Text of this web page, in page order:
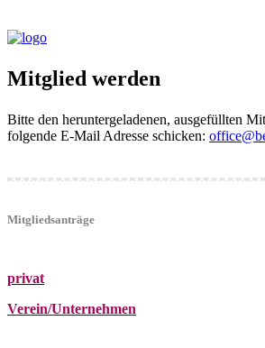
Mitglied werden
Bitte den heruntergeladenen, ausgefüllten
folgende E-Mail Adresse schicken:
Mitgliedsanträge
privat
Verein/Unternehmen